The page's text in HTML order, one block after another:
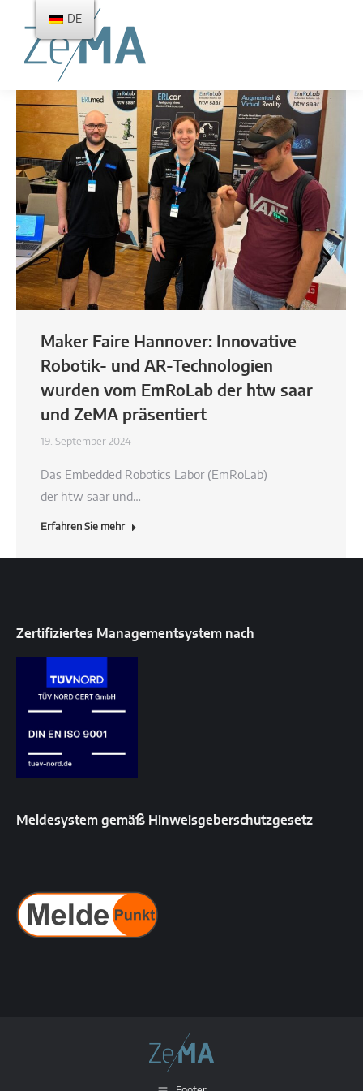
Maker Faire Hannover: Innovative
Robotik- und AR-Technologien
wurden vom EmRoLab der htw saar
und ZeMA präsentiert
19. September 2024
Das Embedded Robotics Labor (EmRoLab)
der htw saar und…
Erfahren Sie mehr
Zertifiziertes Managementsystem nach
Meldesystem gemäß Hinweisgeberschutzgesetz
DE